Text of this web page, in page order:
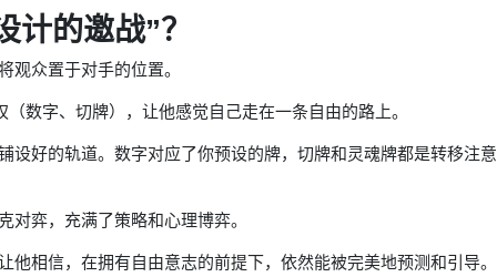
计的邀战”？
观众置于对手的位置。
（数字、切牌），让他感觉自己走在一条自由的路上。
设好的轨道。数字对应了你预设的牌，切牌和灵魂牌都是转移注意
对弈，充满了策略和心理博弈。
他相信，在拥有自由意志的前提下，依然能被完美地预测和引导。